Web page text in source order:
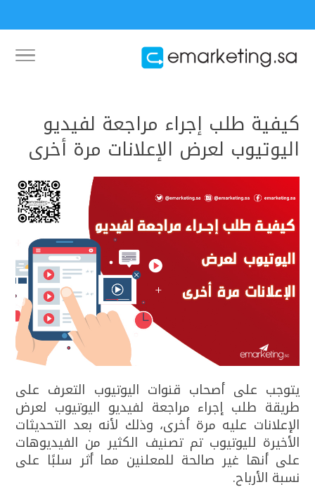
كيفية طلب إجراء مراجعة لفيديو
اليوتيوب لعرض الإعلانات مرة أخرى
يتوجب على أصحاب قنوات اليوتيوب التعرف على
طريقة طلب إجراء مراجعة لفيديو اليوتيوب لعرض
الإعلانات عليه مرة أخرى، وذلك لأنه بعد التحديثات
الأخيرة لليوتيوب تم تصنيف الكثير من الفيديوهات
على أنها غير صالحة للمعلنين مما أثر سلبًا على
نسبة الأرباح.